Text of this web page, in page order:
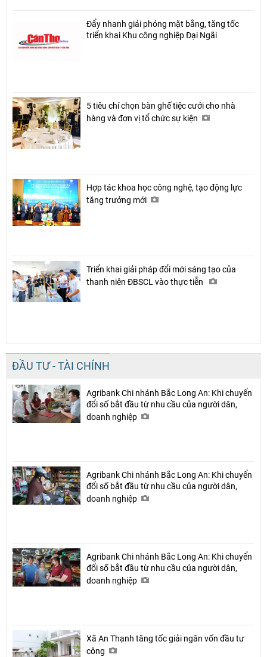
Facebook
Đẩy nhanh giải phóng mặt bằng, tăng tốc
triển khai Khu công nghiệp Đại Ngãi
5 tiêu chí chọn bàn ghế tiệc cưới cho nhà
hàng và đơn vị tổ chức sự kiện
Hợp tác khoa học công nghệ, tạo động lực
tăng trưởng mới
Triển khai giải pháp đổi mới sáng tạo của
thanh niên ĐBSCL vào thực tiễn
ĐẦU TƯ - TÀI CHÍNH
Agribank Chi nhánh Bắc Long An: Khi chuyển
đổi số bắt đầu từ nhu cầu của người dân,
doanh nghiệp
Agribank Chi nhánh Bắc Long An: Khi chuyển
đổi số bắt đầu từ nhu cầu của người dân,
doanh nghiệp
Agribank Chi nhánh Bắc Long An: Khi chuyển
đổi số bắt đầu từ nhu cầu của người dân,
doanh nghiệp
Xã An Thạnh tăng tốc giải ngân vốn đầu tư
công